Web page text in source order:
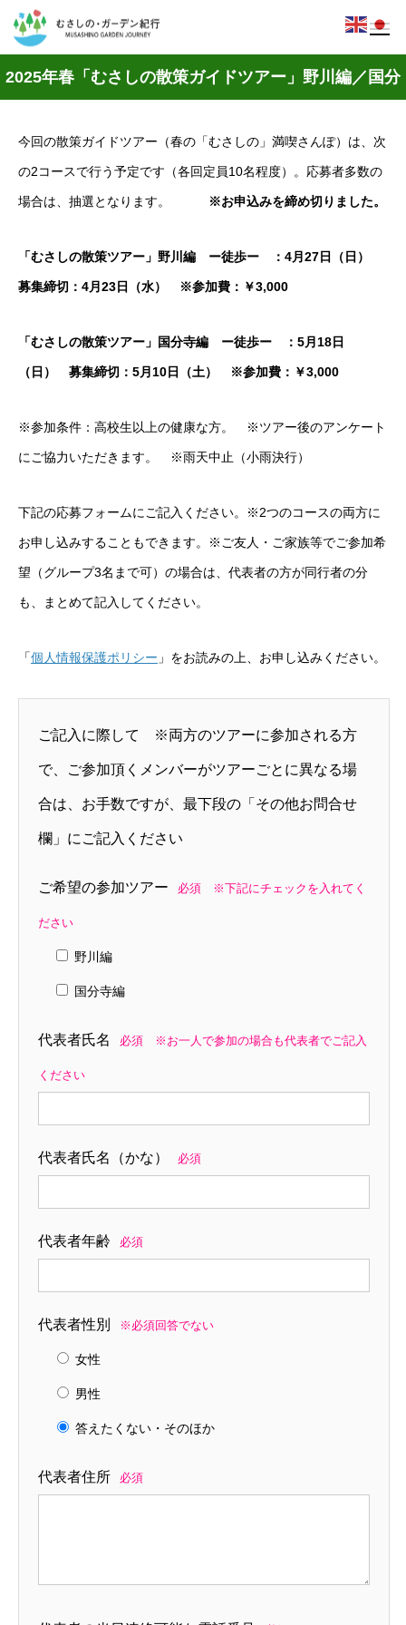
2025年春「むさしの散策ガイドツアー」野川編／国分
今回の散策ガイドツアー（春の「むさしの」満喫さんぽ）は、次
の2コースで行う予定です（各回定員10名程度）。応募者多数の
場合は、抽選となります。 ※お申込みを締め切りました。
「むさしの散策ツアー」野川編 ー徒歩ー ：4月27日（日）
募集締切：4月23日（水） ※参加費：￥3,000
「むさしの散策ツアー」国分寺編 ー徒歩ー ：5月18日
（日） 募集締切：5月10日（土） ※参加費：￥3,000
※参加条件：高校生以上の健康な方。 ※ツアー後のアンケート
にご協力いただきます。 ※雨天中止（小雨決行）
下記の応募フォームにご記入ください。※2つのコースの両方に
お申し込みすることもできます。※ご友人・ご家族等でご参加希
望（グループ3名まで可）の場合は、代表者の方が同行者の分
も、まとめて記入してください。
「個人情報保護ポリシー 」をお読みの上、お申し込みください。
ご記入に際して ※両方のツアーに参加される方
で、ご参加頂くメンバーがツアーごとに異なる場
合は、お手数ですが、最下段の「その他お問合せ
欄」にご記入ください
ご希望の参加ツアー 必須 ※下記にチェックを入れてく
ださい
野川編
国分寺編
代表者氏名 必須 ※お一人で参加の場合も代表者でご記入
ください
代表者氏名（かな） 必須
代表者年齢 必須
代表者性別 ※必須回答でない
女性
男性
答えたくない・そのほか
代表者住所 必須